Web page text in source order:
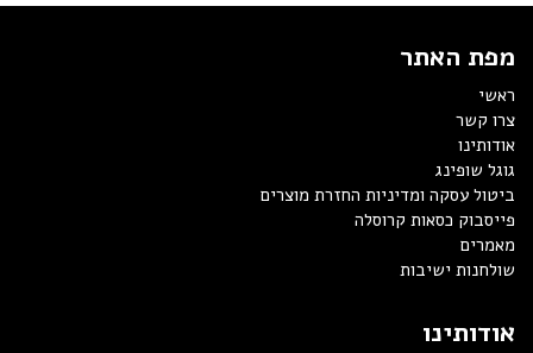
מפת האתר
ראשי
צרו קשר
אודותינו
גוגל שופינג
ביטול עסקה ומדיניות החזרת מוצרים
פייסבוק כסאות קרוסלה
מאמרים
שולחנות ישיבות
אודותינו